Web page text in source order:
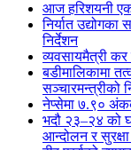
आज हरिशयनी
निर्यात
निर्देशन
व्यवसायमैत्री कर
बडीमालिकामा
सञ्चारमन्त्रीको
नेप्सेमा ७.९०
भदौ २३–२४ को
आन्दोलन र